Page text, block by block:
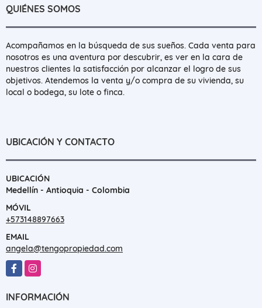
QUIÉNES SOMOS
Acompañamos en la búsqueda de sus sueños. Cada venta para
nosotros es una aventura por descubrir, es ver en la cara de
nuestros clientes la satisfacción por alcanzar el logro de sus
objetivos. Atendemos la venta y/o compra de su vivienda, su
local o bodega, su lote o finca.
UBICACIÓN Y CONTACTO
UBICACIÓN
Medellín - Antioquia - Colombia
MÓVIL
+573148897663
EMAIL
angela@tengopropiedad.com
FacebookInstagram
INFORMACIÓN